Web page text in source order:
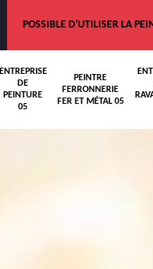
POSSIBLE D'UTILISER LA
ENTREPRISE
DE
PEINTURE
05
PEINTRE
FERRONNERIE
FER ET MÉTAL 05